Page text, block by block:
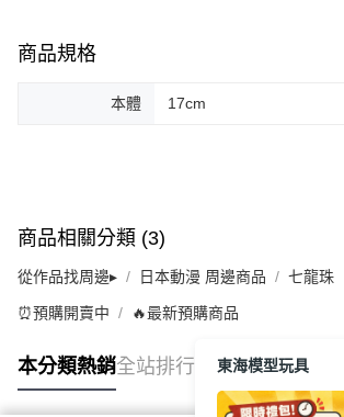
商品規格
本體 17cm
商品相關分類 (3)
從作品找周邊▸ 日本動漫 周邊商品 七龍珠
⏰預購開賣中 🔥最新預購商品
本分類熱銷全站排行 東海模型玩具